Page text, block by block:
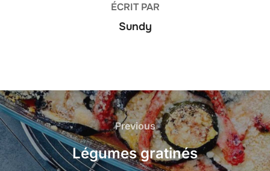
ÉCRIT PAR
Sundy
Navigation
de
l’article
Previous
Previous
Légumes gratinés